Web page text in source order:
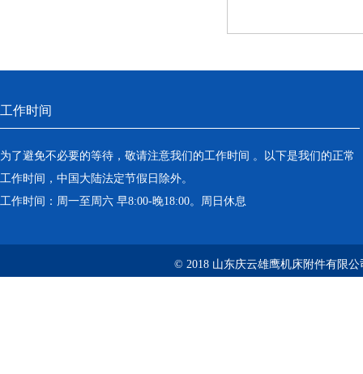
工作时间
为了避免不必要的等待，敬请注意我们的工作时间 。以下是我们的正常
工作时间，中国大陆法定节假日除外。
工作时间：周一至周六 早8:00-晚18:00。周日休息
© 2018 山东庆云雄鹰机床附件有限